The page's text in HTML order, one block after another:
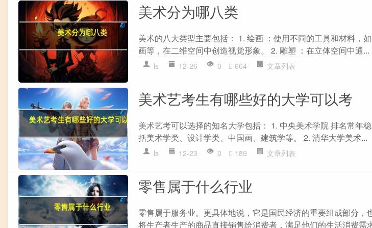
美术分为哪八类
美术的八大类型主要包括： 1. 绘画 ：使用不同的工具和材料，
画等，在二维空间中创造视觉形象。 2. 雕塑 ：在立体空间中通...
ls 12-26 0 664 文章列表
美术艺考生有哪些好的大学可以考
美术艺考可以选择的知名大学包括： 1. 中央美术学院 排名常年
括美术学类、设计学类、中国画、建筑学等。 2. 清华大学美术...
ls 12-23 0 189 文章列表
零售属于什么行业
零售属于服务业。更具体地说，它是国民经济的重要组成部分，
将生产者生产的商品直接销售给消费者，满足他们的生活消费需